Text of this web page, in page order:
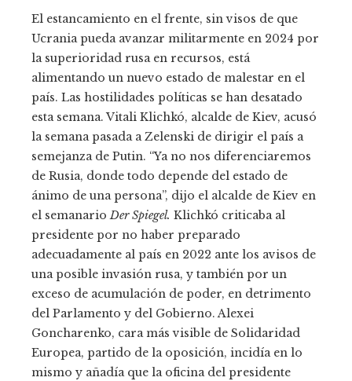
El estancamiento en el frente, sin visos de que
Ucrania pueda avanzar militarmente en 2024 por
la superioridad rusa en recursos, está
alimentando un nuevo estado de malestar en el
país. Las hostilidades políticas se han desatado
esta semana. Vitali Klichkó, alcalde de Kiev, acusó
la semana pasada a Zelenski de dirigir el país a
semejanza de Putin. “Ya no nos diferenciaremos
de Rusia, donde todo depende del estado de
ánimo de una persona”, dijo el alcalde de Kiev en
el semanarioDer Spiegel. Klichkó criticaba al
presidente por no haber preparado
adecuadamente al país en 2022 ante los avisos de
una posible invasión rusa, y también por un
exceso de acumulación de poder, en detrimento
del Parlamento y del Gobierno. Alexei
Goncharenko, cara más visible de Solidaridad
Europea, partido de la oposición, incidía en lo
mismo y añadía que la oficina del presidente